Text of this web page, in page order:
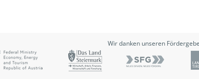
Wir danken unseren